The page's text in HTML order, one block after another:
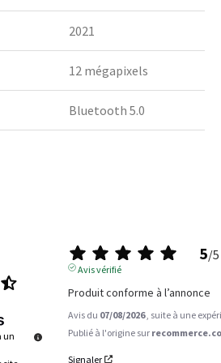
2021
12 mégapixels
Bluetooth 5.0
un
5/5
Avis vérifié
Produit conforme à l’annonce
Avis du 07/08/2026 , suite à une
Publié à l'origine sur
Signaler